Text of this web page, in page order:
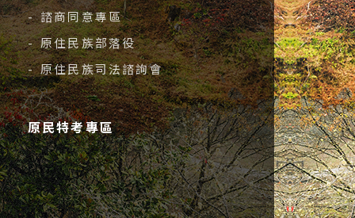
- 諮商同意專區
- 原住民族部落役
- 原住民族司法諮詢會
原民特考專區